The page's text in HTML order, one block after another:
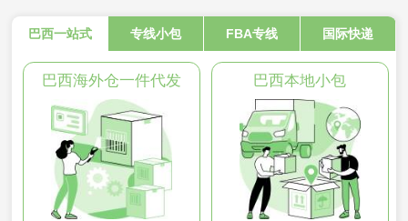
巴西一站式 专线小包 FBA专线 国际快递
巴西海外仓一件代发 巴西本地小包